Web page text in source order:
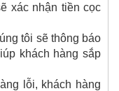
xác nhận tiền cọc
tôi sẽ thông báo
khách hàng sắp
lỗi, khách hàng